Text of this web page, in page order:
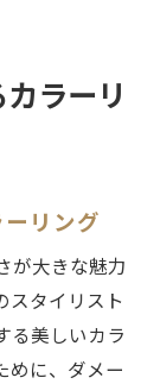
ラーリ
リング
が大きな魅力
スタイリスト
る美しいカラ
めに、ダメー